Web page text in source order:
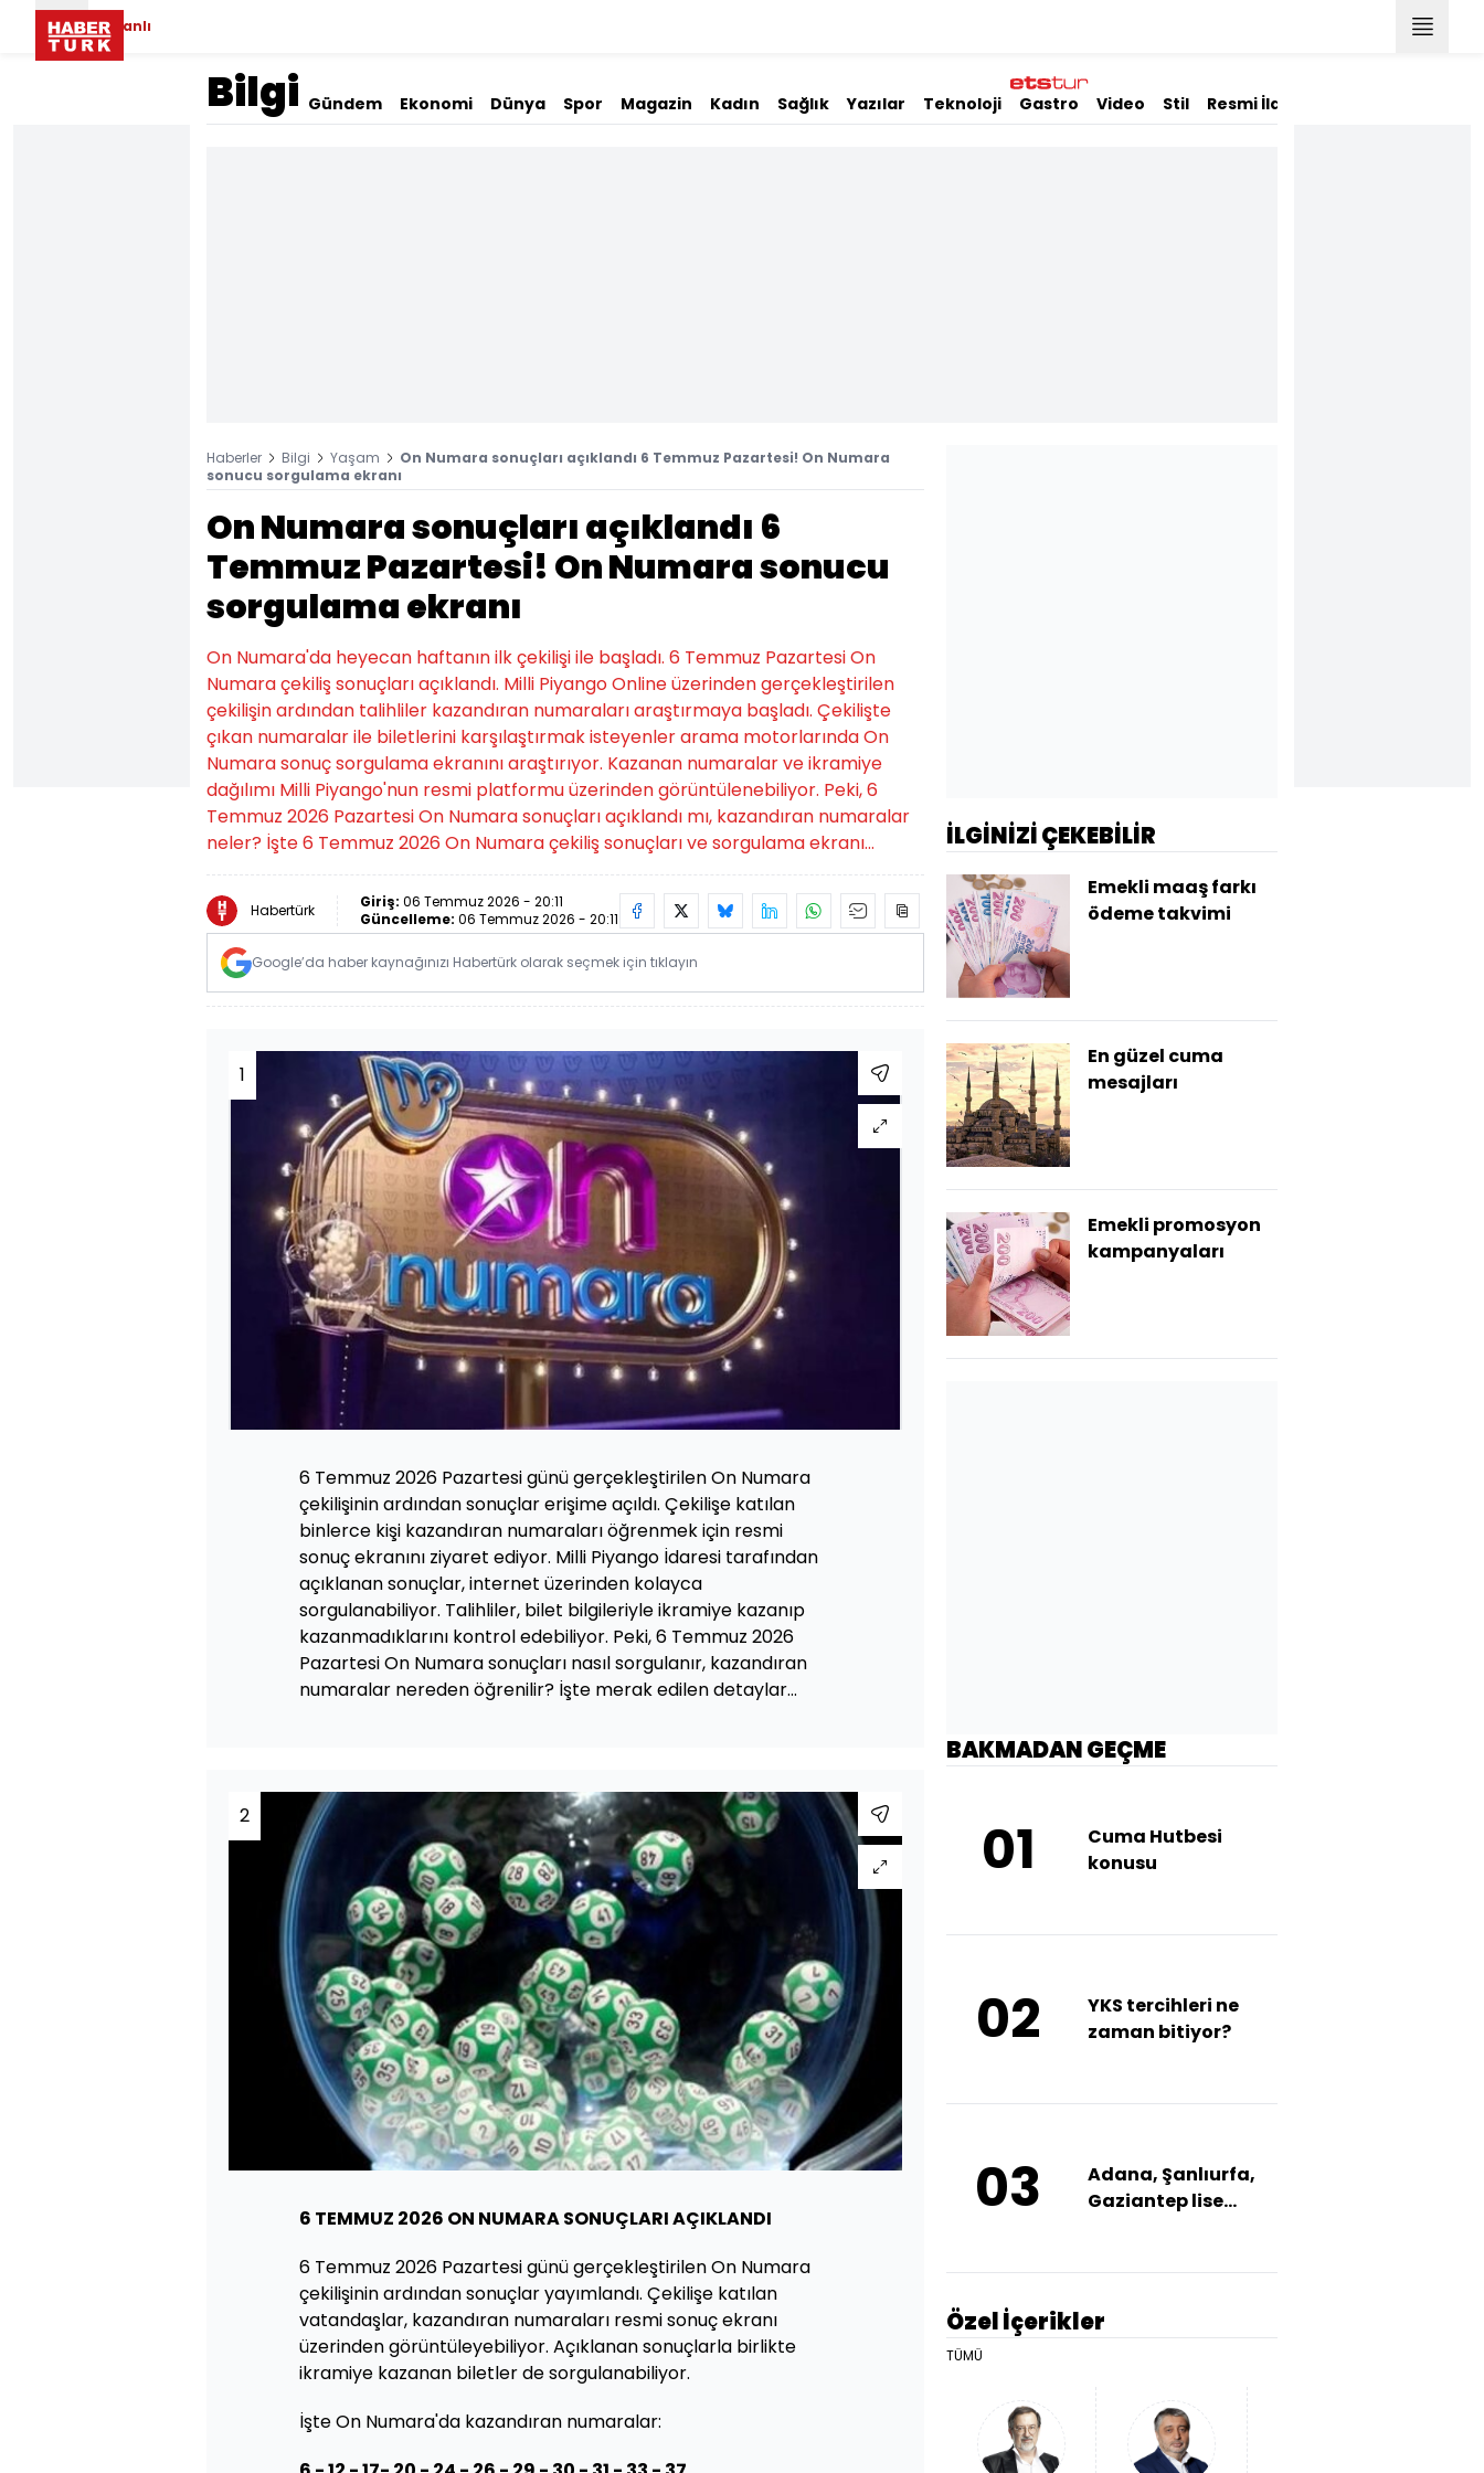
Canlı
Bilgi Gündem Ekonomi Dünya Spor Magazin Kadın Sağlık Yazılar Teknoloji Gastro Video Stil Resmi İlanlar
Haberler Bilgi Yaşam
On Numara sonuçları açıklandı 6 Temmuz Pazartesi! On Numara
sonucu sorgulama ekranı
On Numara sonuçları açıklandı 6
Temmuz Pazartesi! On Numara sonucu
sorgulama ekranı
On Numara'da heyecan haftanın ilk çekilişi ile başladı. 6 Temmuz Pazartesi On
Numara çekiliş sonuçları açıklandı. Milli Piyango Online üzerinden gerçekleştirilen
çekilişin ardından talihliler kazandıran numaraları araştırmaya başladı. Çekilişte
çıkan numaralar ile biletlerini karşılaştırmak isteyenler arama motorlarında On
Numara sonuç sorgulama ekranını araştırıyor. Kazanan numaralar ve ikramiye
dağılımı Milli Piyango'nun resmi platformu üzerinden görüntülenebiliyor. Peki, 6
Temmuz 2026 Pazartesi On Numara sonuçları açıklandı mı, kazandıran numaralar
neler? İşte 6 Temmuz 2026 On Numara çekiliş sonuçları ve sorgulama ekranı...
Habertürk Giriş: 06 Temmuz 2026 - 20:11
Güncelleme: 06 Temmuz 2026 - 20:11
Google’da haber kaynağınızı Habertürk olarak seçmek için tıklayın
1
6 Temmuz 2026 Pazartesi günü gerçekleştirilen On Numara
çekilişinin ardından sonuçlar erişime açıldı. Çekilişe katılan
binlerce kişi kazandıran numaraları öğrenmek için resmi
sonuç ekranını ziyaret ediyor. Milli Piyango İdaresi tarafından
açıklanan sonuçlar, internet üzerinden kolayca
sorgulanabiliyor. Talihliler, bilet bilgileriyle ikramiye kazanıp
kazanmadıklarını kontrol edebiliyor. Peki, 6 Temmuz 2026
Pazartesi On Numara sonuçları nasıl sorgulanır, kazandıran
numaralar nereden öğrenilir? İşte merak edilen detaylar...
2
6 TEMMUZ 2026 ON NUMARA SONUÇLARI AÇIKLANDI
6 Temmuz 2026 Pazartesi günü gerçekleştirilen On Numara
çekilişinin ardından sonuçlar yayımlandı. Çekilişe katılan
vatandaşlar, kazandıran numaraları resmi sonuç ekranı
üzerinden görüntüleyebiliyor. Açıklanan sonuçlarla birlikte
ikramiye kazanan biletler de sorgulanabiliyor.
İşte On Numara'da kazandıran numaralar:
Özel İçerikler
TÜMÜ
İLGİNİZİ ÇEKEBİLİR
Emekli maaş farkı
ödeme takvimi
En güzel cuma
mesajları
Emekli promosyon
kampanyaları
BAKMADAN GEÇME
01
Cuma Hutbesi
konusu
02
YKS tercihleri ne
zaman bitiyor?
03
Adana, Şanlıurfa,
Gaziantep lise